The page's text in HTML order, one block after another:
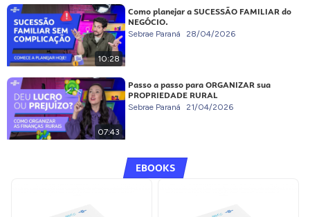
10:28
Como planejar a SUCESSÃO FAMILIAR do
NEGÓCIO.
Sebrae Paraná 28/04/2026
07:43
Passo a passo para ORGANIZAR sua
PROPRIEDADE RURAL
Sebrae Paraná 21/04/2026
EBOOKS